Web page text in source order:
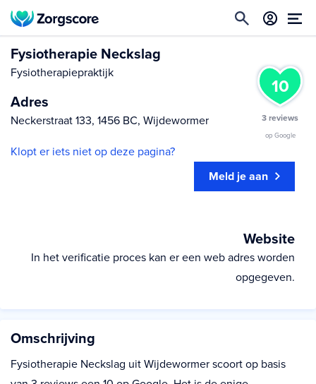
10
3 reviews
op Google
Fysiotherapie Neckslag
Fysiotherapiepraktijk
Adres
Neckerstraat 133, 1456 BC, Wijdewormer
Klopt er iets niet op deze pagina?
Meld je aan
Website
In het verificatie proces kan er een web adres worden
opgegeven.
Omschrijving
Fysiotherapie Neckslag uit Wijdewormer scoort op basis